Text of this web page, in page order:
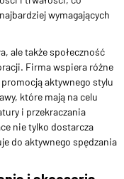
wymagających
ale także społeczność
Firma wspiera różne
aktywnego stylu
które mają na celu
i przekraczania
nie tylko dostarcza
do aktywnego spędzania